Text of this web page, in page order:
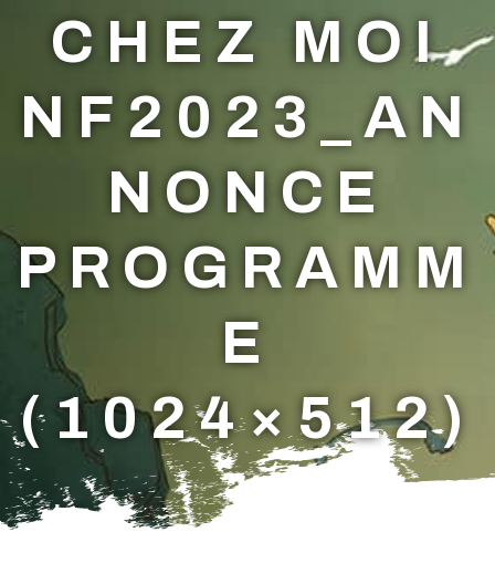
CHEZ MOI
NF2023_AN
NONCE
PROGRAMM
E
(1024×512)